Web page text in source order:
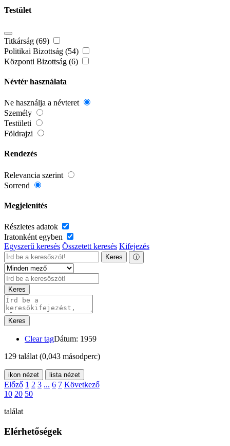
Testület
Titkárság (69)
Politikai Bizottság (54)
Központi Bizottság (6)
Névtér használata
Ne használja a névteret
Személy
Testületi
Földrajzi
Rendezés
Relevancia szerint
Sorrend
Megjelenítés
Részletes adatok
Iratonként egyben
Egyszerű keresés Összetett keresés Kifejezés
Keres ⓘ
Keres
Keres
Clear tagDátum: 1959
129 találat (0,043 másodperc)
ikon nézet lista nézet
Előző 1 2 3 ... 6 7 Következő
10 20 50
találat
Elérhetőségek